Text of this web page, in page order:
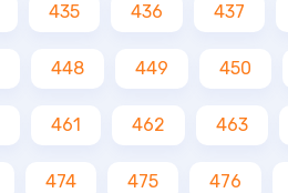
435 436 437
448 449 450
461 462 463
474 475 476